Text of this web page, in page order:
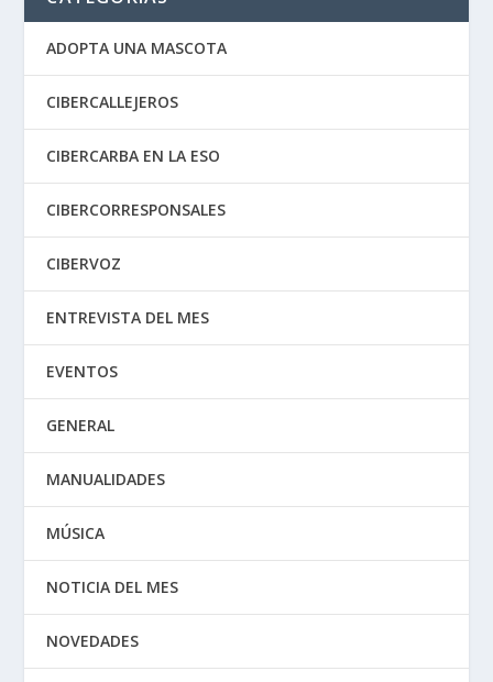
ADOPTA UNA MASCOTA
CIBERCALLEJEROS
CIBERCARBA EN LA ESO
CIBERCORRESPONSALES
CIBERVOZ
ENTREVISTA DEL MES
EVENTOS
GENERAL
MANUALIDADES
MÚSICA
NOTICIA DEL MES
NOVEDADES